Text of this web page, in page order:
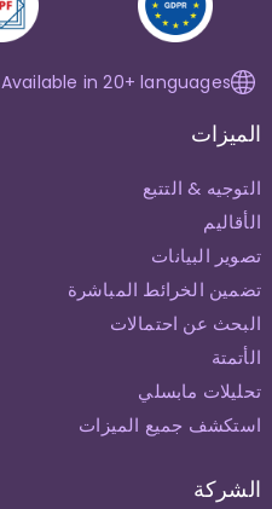
Available in 20+ languages
الميزات
التوجيه & التتبع
الأقاليم
تصوير البيانات
تضمين الخرائط المباشرة
البحث عن احتمالات
الأتمتة
تحليلات مابسلي
استكشف جميع الميزات
الشركة